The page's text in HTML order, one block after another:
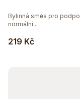
219 Kč
Bylinná směs pro
normální...